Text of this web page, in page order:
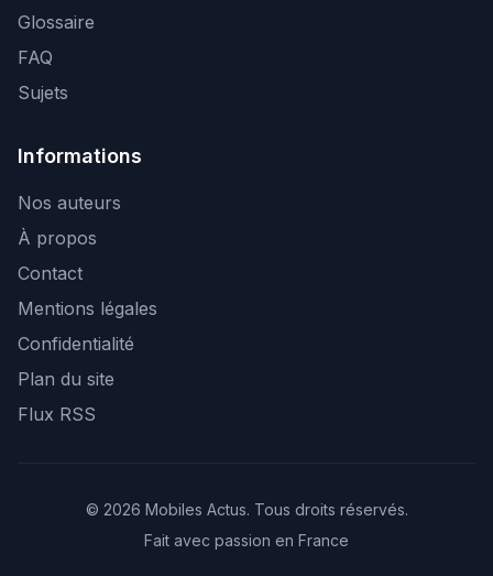
Glossaire
FAQ
Sujets
Informations
Nos auteurs
À propos
Contact
Mentions légales
Confidentialité
Plan du site
Flux RSS
© 2026 Mobiles Actus. Tous droits réservés.
Fait avec passion en France